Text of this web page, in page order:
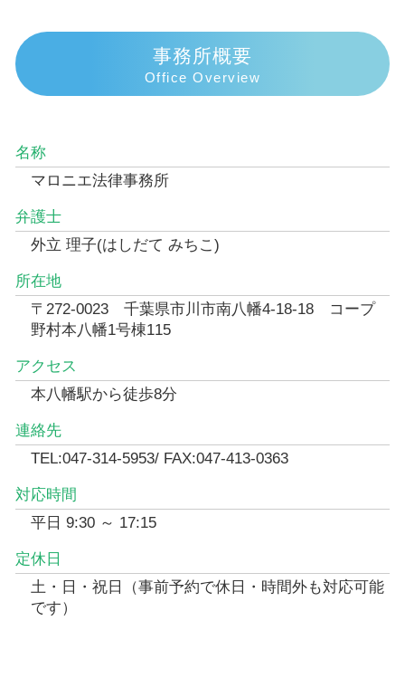
事務所概要
Office Overview
名称
マロニエ法律事務所
弁護士
外立 理子(はしだて みちこ)
所在地
〒272-0023 千葉県市川市南八幡4-18-18 コープ
野村本八幡1号棟115
アクセス
本八幡駅から徒歩8分
連絡先
TEL:047-314-5953/ FAX:047-413-0363
対応時間
平日 9:30 ～ 17:15
定休日
土・日・祝日（事前予約で休日・時間外も対応可能
です）